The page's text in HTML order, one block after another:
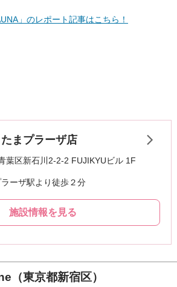
」のレポート記事はこちら！
（東京都新宿区）